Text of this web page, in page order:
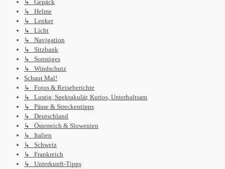
↳ Gepäck
↳ Helme
↳ Lenker
↳ Licht
↳ Navigation
↳ Sitzbank
↳ Sonstiges
↳ Windschutz
Schaut Mal!
↳ Fotos & Reiseberichte
↳ Lustig, Spektakulär, Kurios, Unterhaltsam
↳ Pässe & Streckentipps
↳ Deutschland
↳ Österreich & Slowenien
↳ Italien
↳ Schweiz
↳ Frankreich
↳ Unterkunft-Tipps